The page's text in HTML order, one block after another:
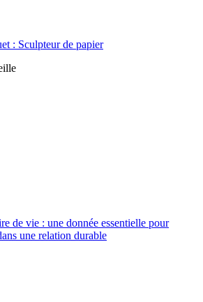
: Sculpteur de papier
de vie : une donnée essentielle pour
une relation durable